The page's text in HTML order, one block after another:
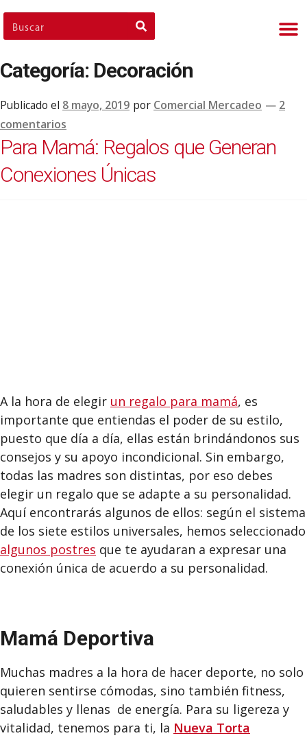
Categoría: Decoración
Publicado el 8 mayo, 2019 por Comercial Mercadeo — 2
comentarios
Para Mamá: Regalos que Generan
Conexiones Únicas
A la hora de elegir un regalo para mamá, es
importante que entiendas el poder de su estilo,
puesto que día a día, ellas están brindándonos sus
consejos y su apoyo incondicional. Sin embargo,
todas las madres son distintas, por eso debes
elegir un regalo que se adapte a su personalidad.
Aquí encontrarás algunos de ellos: según el sistema
de los siete estilos universales, hemos seleccionado
algunos postres que te ayudaran a expresar una
conexión única de acuerdo a su personalidad.
Mamá Deportiva
Muchas madres a la hora de hacer deporte, no solo
quieren sentirse cómodas, sino también fitness,
saludables y llenas de energía. Para su ligereza y
vitalidad, tenemos para ti, la Nueva Torta